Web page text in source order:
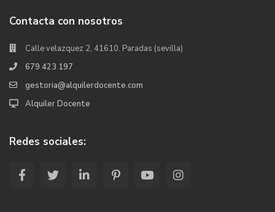
Contacta con nosotros
Calle velazquez 2, 41610. Paradas (sevilla)
679 423 197
gestoria@alquilerdocente.com
Alquiler Docente
Redes sociales: